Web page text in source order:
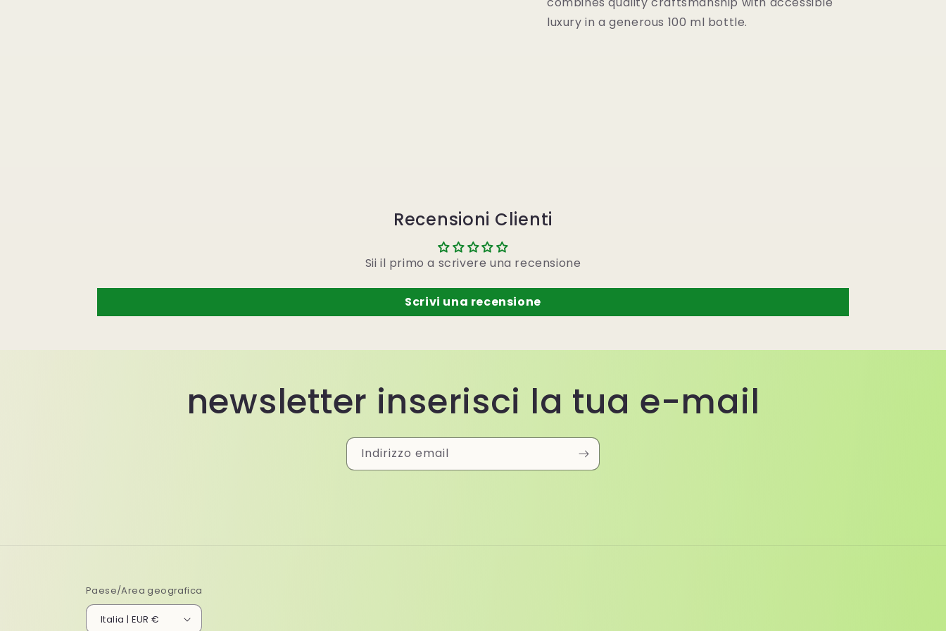
luxury in a generous 100 ml bottle.
Recensioni Clienti
Sii il primo a scrivere una recensione
Scrivi una recensione
newsletter inserisci la tua e-mail
Indirizzo email
Paese/Area geografica
Italia | EUR €